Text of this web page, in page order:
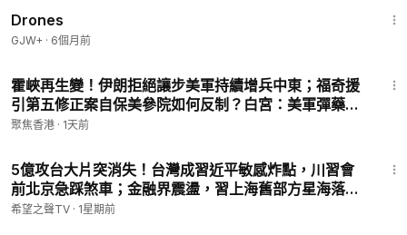
Drones
GJW+ · 6個月前
霍峽再生變！伊朗拒絕讓步美軍持續增兵中東；福奇援
引第五修正案自保美參院如何反制？白宮：美軍彈藥儲
備充足足以應對全球任務；美國F-1學生簽證數急降中國
聚焦香港 · 1天前
5億攻台大片突消失！台灣成習近平敏感炸點，川習會
前北京急踩煞車；金融界震盪，習上海舊部方星海落馬
【紅朝禁聞】
希望之聲TV · 1星期前